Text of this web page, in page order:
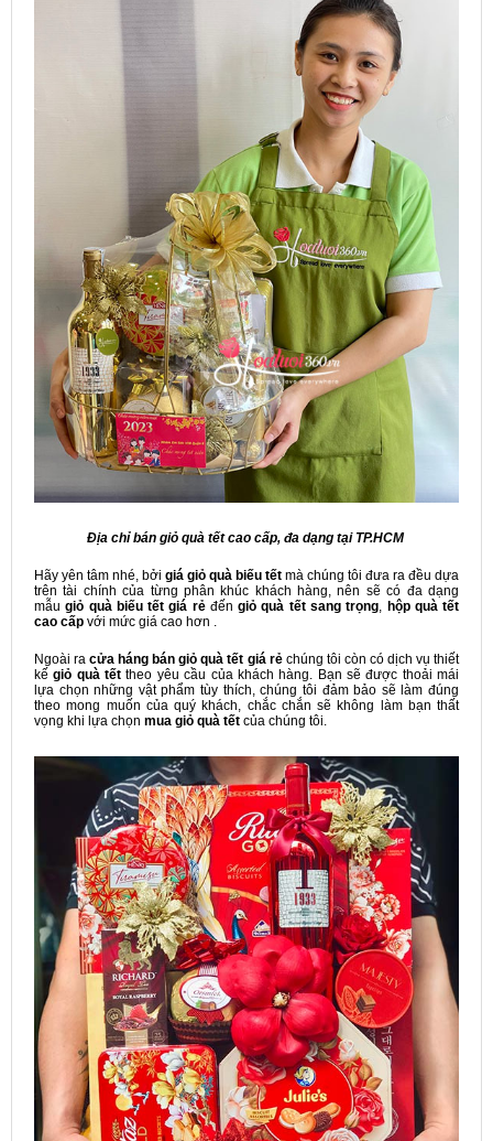
Địa chỉ bán giỏ quà tết cao cấp, đa dạng tại TP.HCM
Hãy yên tâm nhé, bởi giá giỏ quà biếu tết mà chúng tôi đưa ra đều dựa
trên tài chính của từng phân khúc khách hàng, nên sẽ có đa dạng
mẫugiỏ quà biếu tết giá rẻđếngiỏ quà tết sang trọng hộp quà tết
cao cấp với mức giá cao hơn .
Ngoài racửa háng bán giỏ quà tết giá rẻchúng tôi còn có dịch vụ thiết
kếgiỏ quà tết theo yêu cầu của khách hàng. Bạn sẽ được thoải mái
lựa chọn những vật phẩm tùy thích, chúng tôi đảm bảo sẽ làm đúng
theo mong muốn của quý khách, chắc chắn sẽ không làm bạn thất
vọng khi lựa chọn mua giỏ quà tết của chúng tôi.